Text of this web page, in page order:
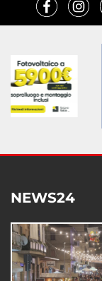
NEWS24